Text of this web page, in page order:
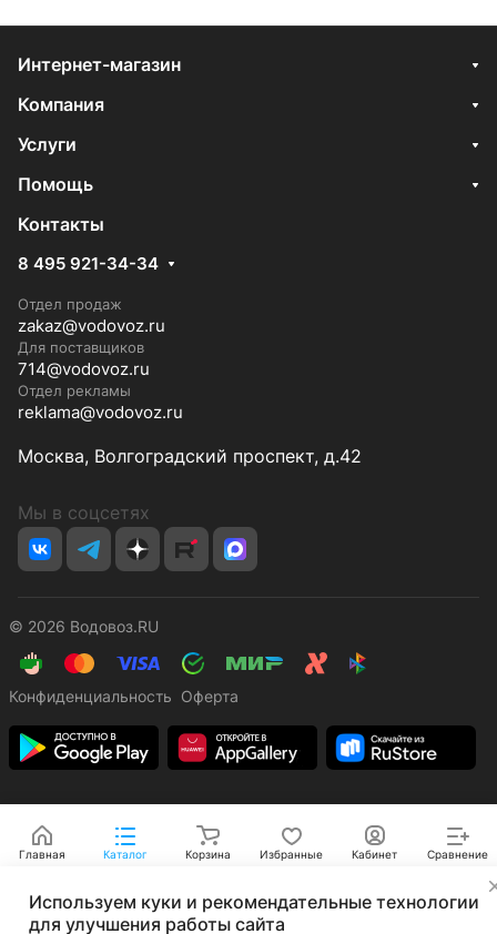
Интернет-магазин
Компания
Услуги
Помощь
Контакты
8 495 921-34-34
Отдел продаж
zakaz@vodovoz.ru
Для поставщиков
714@vodovoz.ru
Отдел рекламы
reklama@vodovoz.ru
Москва, Волгоградский проспект, д.42
Мы в соцсетях
© 2026 Водовоз.RU
Конфиденциальность Оферта
Главная Каталог Корзина Избранные Кабинет Сравнение
Используем куки и рекомендательные технологии
для улучшения работы сайта